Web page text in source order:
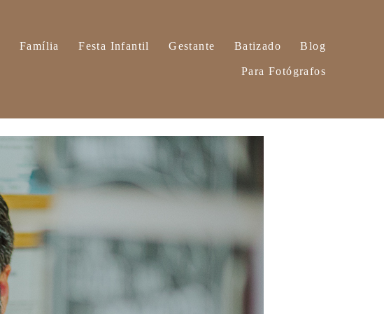
Família Festa Infantil Gestante Batizado Blog
Para Fotógrafos